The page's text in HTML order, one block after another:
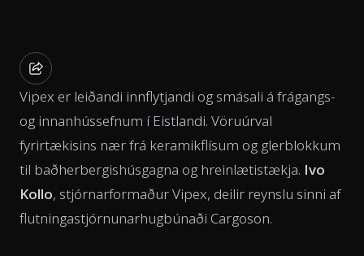
Vipex er leiðandi innflytjandi og smásali á frágangs-
og innanhússefnum í Eistlandi. Vöruúrval
fyrirtækisins nær frá keramikflísum og glerblokkum
til baðherbergishúsgagna og hreinlætistækja. Ivo
Kollo, stjórnarformaður Vipex, deilir reynslu sinni af
flutningastjórnunarhugbúnaði Cargoson.